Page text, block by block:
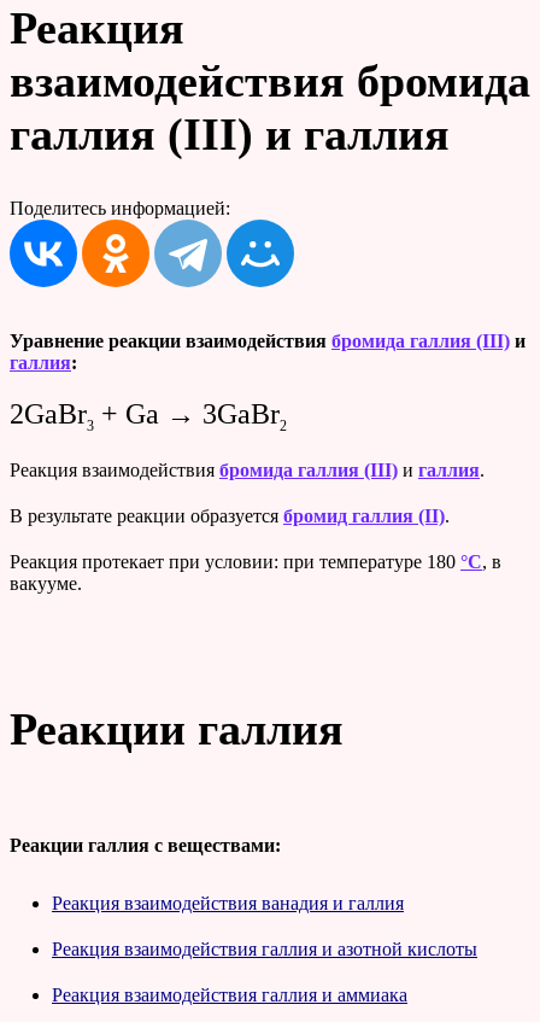
Реакция
взаимодействия бромида
галлия (III) и галлия
Поделитесь информацией:
Уравнение реакции взаимодействия бромида галлия (III) и
галлия:
2GaBr3 + Ga → 3GaBr2
Реакция взаимодействия бромида галлия (III) и галлия.
В результате реакции образуется бромид галлия (II).
Реакция протекает при условии: при температуре 180 °C, в
вакууме.
Реакции галлия
Реакции галлия с веществами:
Реакция взаимодействия ванадия и галлия
Реакция взаимодействия галлия и азотной кислоты
Реакция взаимодействия галлия и аммиака